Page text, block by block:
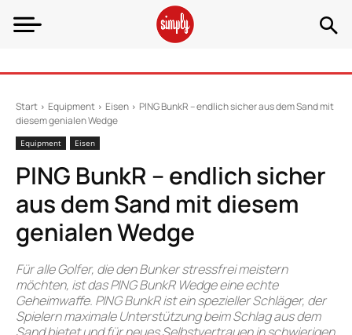
Start Equipment Eisen
PING BunkR – endlich sicher aus dem Sand mit
diesem genialen Wedge
Equipment Eisen
PING BunkR – endlich sicher
aus dem Sand mit diesem
genialen Wedge
Für alle Golfer, die den Bunker stressfrei meistern
möchten, ist das PING BunkR Wedge eine echte
Geheimwaffe. PING BunkR ist ein spezieller Schläger, der
Spielern maximale Unterstützung beim Schlag aus dem